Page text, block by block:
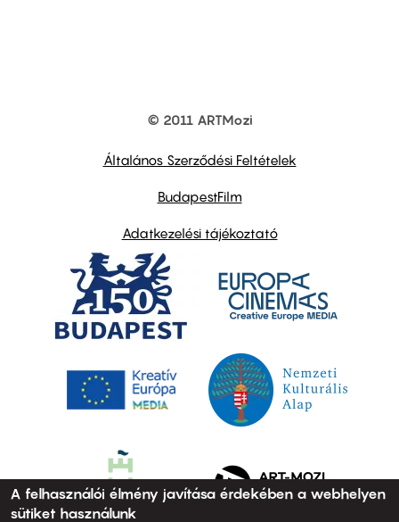
© 2011 ARTMozi
Általános Szerződési Feltételek
BudapestFilm
Adatkezelési tájékoztató
A felhasználói élmény javítása érdekében a webhelyen
sütiket használunk